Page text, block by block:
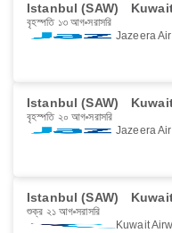
Istanbul (SAW)
বৃহস্পতি ১৩ আগ সরাসরি
Jazeera
Istanbul (SAW)
বৃহস্পতি ২০ আগ সরাসরি
Jazeera
Istanbul (SAW)
শুক্র ২১ আগ সরাসরি
Kuwait